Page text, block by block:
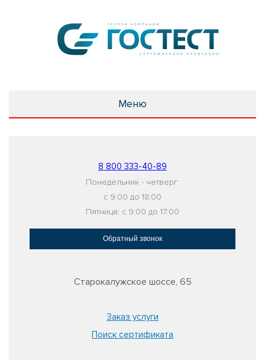
Меню
8 800 333-40-89
Понедельник - четверг:
с 9:00 до 18:00
Пятница: с 9:00 до 17:00
Обратный звонок
Старокалужское шоссе, 65
Заказ услуги
Поиск сертификата